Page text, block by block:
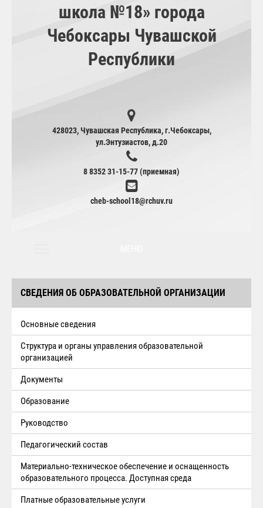
школа №18» города
Чебоксары Чувашской
Республики
428023, Чувашская Республика, г.Чебоксары,
ул.Энтузиастов, д.20
8 8352 31-15-77 (приемная)
cheb-school18@rchuv.ru
СВЕДЕНИЯ ОБ ОБРАЗОВАТЕЛЬНОЙ ОРГАНИЗАЦИИ
Основные сведения
Структура и органы управления образовательной
организацией
Документы
Образование
Руководство
Педагогический состав
Материально-техническое обеспечение и оснащенность
образовательного процесса. Доступная среда
Платные образовательные услуги